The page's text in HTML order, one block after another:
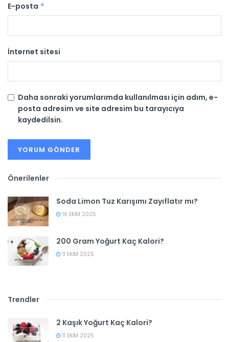
E-posta *
İnternet sitesi
Daha sonraki yorumlarımda kullanılması için adım, e-
posta adresim ve site adresim bu tarayıcıya
kaydedilsin.
Önerilenler
Soda Limon Tuz Karışımı Zayıflatır mı?
16 EKIM 2025
200 Gram Yoğurt Kaç Kalori?
11 EKIM 2025
Trendler
2 Kaşık Yoğurt Kaç Kalori?
11 EKIM 2025